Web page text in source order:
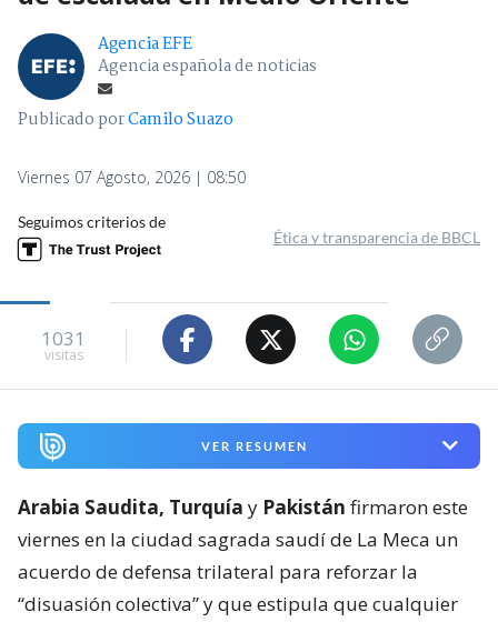
Agencia EFE
Agencia española de noticias
Publicado porCamilo Suazo
Viernes 07 Agosto, 2026 | 08:50
Seguimos criterios de
Ética y transparencia de BBCL
1031
visitas
VER RESUMEN
Arabia Saudita, Turquía y Pakistán firmaron este
viernes en la ciudad sagrada saudí de La Meca un
acuerdo de defensa trilateral para reforzar la
“disuasión colectiva” y que estipula que cualquier